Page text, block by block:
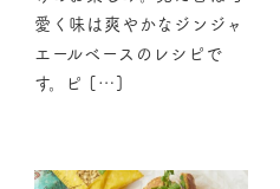
愛く味は爽やかなジンジャ
エールベースのレシピで
す。ピ […]